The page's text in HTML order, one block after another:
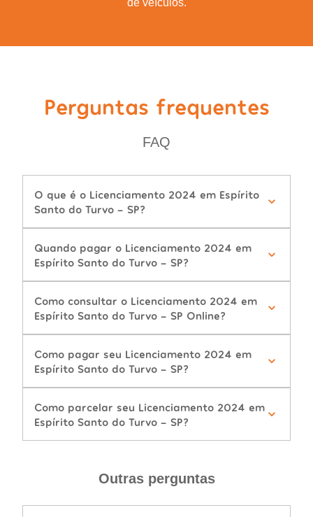
de veículos.
Perguntas frequentes
FAQ
O que é o Licenciamento 2024 em Espírito
Santo do Turvo - SP?
Quando pagar o Licenciamento 2024 em
Espírito Santo do Turvo - SP?
Como consultar o Licenciamento 2024 em
Espírito Santo do Turvo - SP Online?
Como pagar seu Licenciamento 2024 em
Espírito Santo do Turvo - SP?
Como parcelar seu Licenciamento 2024 em
Espírito Santo do Turvo - SP?
Outras perguntas